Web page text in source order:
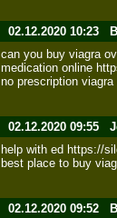
02.12.2020 10:23
can you buy viagra
medication online
no prescription
02.12.2020 09:55
help with ed https://
best place to buy
02.12.2020 09:52